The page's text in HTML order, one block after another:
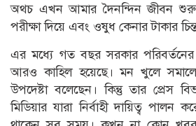
অথচ এখন আমার দৈনন্দিন জীবন শুরু
পরীক্ষা দিয়ে এবং ওষুধ কেনার টাকার
এর মধ্যে গত বছর সরকার পরিবর্তনের
আরও কাহিল হয়েছে। মন খুলে
উপদেষ্টা বলেছেন। কিন্তু তার প্রেস
মিডিয়ার যারা নির্বাহী দায়িত্ব পালন